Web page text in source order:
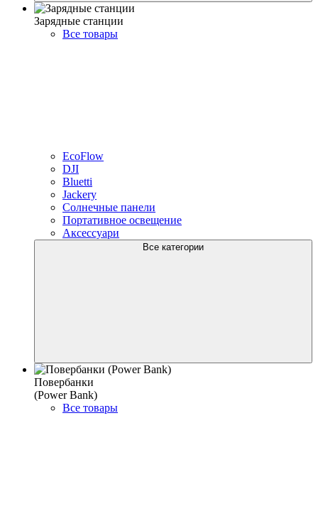
Зарядные станции
Все товары
EcoFlow
DJI
Bluetti
Jackery
Солнечные панели
Портативное освещение
Аксессуари
Все категории
Повербанки
(Power Bank)
Все товары